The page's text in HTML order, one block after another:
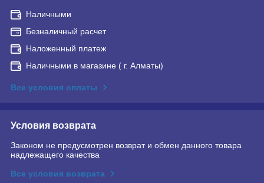
Наличными
Безналичный расчет
Наложенный платеж
Наличными в магазине ( г. Алматы)
Все условия оплаты
Условия возврата
Законом не предусмотрен возврат и обмен данного товара
надлежащего качества
Все условия возврата